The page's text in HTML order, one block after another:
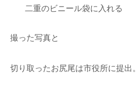
二重のビニール袋に入れる
撮った写真と
切り取ったお尻尾は市役所に提出。